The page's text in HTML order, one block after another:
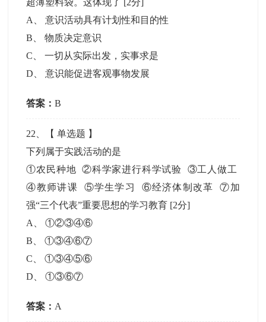
超薄塑料袋。这体现了
[2分]
A
、意识活动具有计划性和目的性
B 、物质决定意识
C 、一切从实际出发，实事求是
D 、意识能促进客观事物发展
答案：B
22 、【单选题 】
下列属于实践活动的是
①农民种地 ②科学家进行科学试验 ③工人做工
④教师讲课 ⑤学生学习 ⑥经济体制改革 ⑦加
强“三个代表”重要思想的学习教育 [2分]
A
、①②③④⑥
B 、①③④⑥⑦
C 、①③④⑤⑥
D 、①③⑥⑦
答案： A